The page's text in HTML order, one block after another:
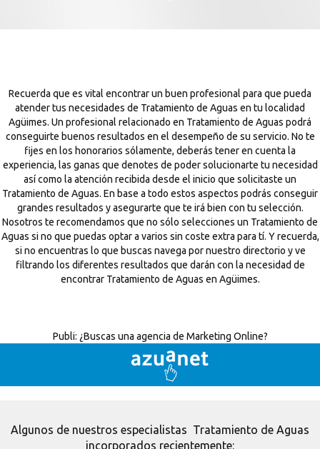
Recuerda que es vital encontrar un buen profesional para que pueda
atender tus necesidades de Tratamiento de Aguas en tu localidad
Agüimes. Un profesional relacionado en Tratamiento de Aguas podrá
conseguirte buenos resultados en el desempeño de su servicio. No te
fijes en los honorarios sólamente, deberás tener en cuenta la
experiencia, las ganas que denotes de poder solucionarte tu necesidad
así como la atención recibida desde el inicio que solicitaste un
Tratamiento de Aguas. En base a todo estos aspectos podrás conseguir
grandes resultados y asegurarte que te irá bien con tu selección.
Nosotros te recomendamos que no sólo selecciones un Tratamiento de
Aguas si no que puedas optar a varios sin coste extra para tí. Y recuerda,
si no encuentras lo que buscas navega por nuestro directorio y ve
filtrando los diferentes resultados que darán con la necesidad de
encontrar Tratamiento de Aguas en Agüimes.
Publi: ¿Buscas una agencia de Marketing Online?
Algunos de nuestros especialistas Tratamiento de Aguas
incorporados recientemente: